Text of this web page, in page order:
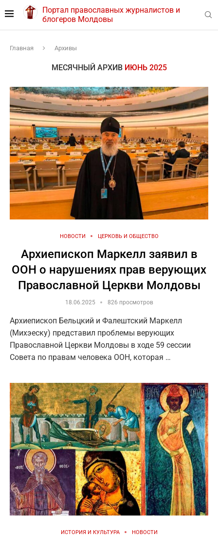
Портал православных журналистов и
блогеров Молдовы
Главная Архивы
МЕСЯЧНЫЙ АРХИВ ИЮНЬ 2025
НОВОСТИ ЦЕРКОВЬ И ОБЩЕСТВО
Архиепископ Маркелл заявил в
ООН о нарушениях прав верующих
Православной Церкви Молдовы
18.06.2025 826 просмотров
Архиепископ Бельцкий и Фалештский Маркелл
(Михэеску) представил проблемы верующих
Православной Церкви Молдовы в ходе 59 сессии
Совета по правам человека ООН, которая …
ИСТОРИЯ И КУЛЬТУРА НОВОСТИ